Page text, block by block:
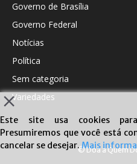
Governo de Brasília
Governo Federal
Notícias
Política
Sem categoria
Variedades
© Doa a Quem
Este site usa cookies
Presumiremos que você está
cancelar se desejar.Mais